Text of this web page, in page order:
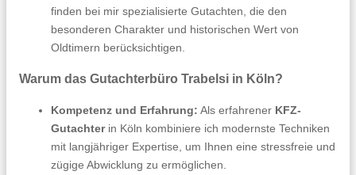
finden bei mir spezialisierte Gutachten, die den
besonderen Charakter und historischen Wert von
Oldtimern berücksichtigen.
Warum das Gutachterbüro Trabelsi in Köln?
Kompetenz und Erfahrung: Als erfahrener KFZ-
Gutachterin Köln kombiniere ich modernste Techniken
mit langjähriger Expertise, um Ihnen eine stressfreie und
zügige Abwicklung zu ermöglichen.